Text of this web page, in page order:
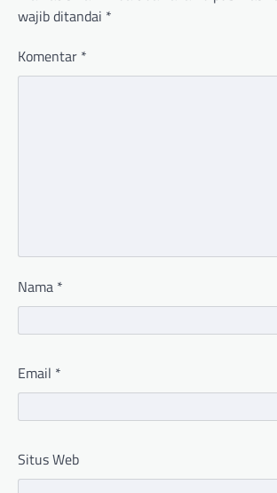
wajib ditandai *
Komentar *
Nama *
Email *
Situs Web